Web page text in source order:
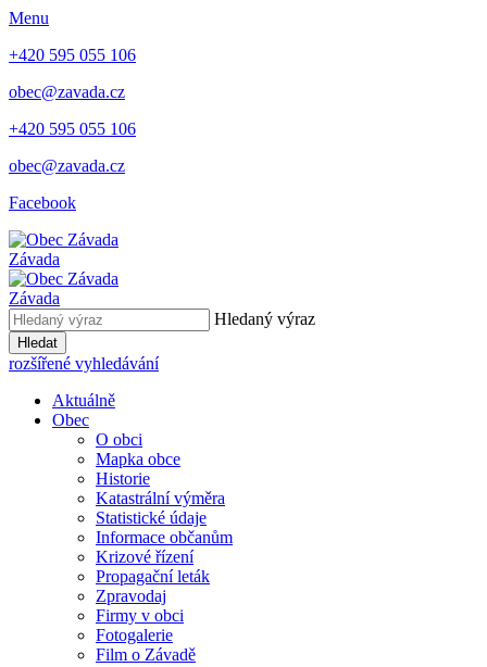
Menu
+420 595 055 106
obec@zavada.cz
+420 595 055 106
obec@zavada.cz
Facebook
Závada
Závada
Hledaný výraz
Hledat
rozšířené vyhledávání
Aktuálně
Obec
O obci
Mapka obce
Historie
Katastrální výměra
Statistické údaje
Informace občanům
Krizové řízení
Propagační leták
Zpravodaj
Firmy v obci
Fotogalerie
Film o Závadě